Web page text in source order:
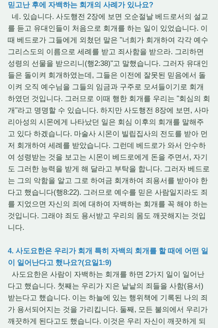
믿고난 후에 자백하는 회개의 사례가 있나요?
네. 있습니다. 사도행전 2장에 보면 오순절날 베드로서의 설교
를 듣고 유대인들이 처음으로 회개를 하는 일이 있었습니다. 이
때 베드로가 그들에게 외쳤던 말은 "너희가 회개하여 각각 예수
그리스도의 이름으로 세례를 받고 죄사함을 받으라. 그리하면
성령의 선물을 받으리니(행2:38)"고 말했습니다. 그러자 유대인
들은 돌이켜 회개하였는데, 그들은 이전에 잘못된 믿음에서 돌
이켜 오직 예수님을 그들의 임금과 구주로 모셔들이기로 회개
하였던 것입니다. 그러므로 이때 행한 회개를 우리는 "회심의 회
개"라고 명명할 수 있습니다. 하지만 사도행전 8장에 보면, 사마
리아성의 시몬에게 나타났던 일은 회심 이후의 회개를 말해주
고 있다 하겠습니다. 마술사 시몬이 빌립집사의 전도를 받아 먼
저 회개하여 세례를 받았습니다. 그런데 베드로가 와서 안수하
여 성령받는 것을 보고는 시몬이 베드로에게 돈을 주면서, 자기
도 그러한 능력을 받게 해 달라고 부탁을 합니다. 그러자 베드로
는 그의 악함을 알고 그로 하여금 회개하여 죄용서를 받아야 한
다고 했습니다(행8:22). 그러므로 예수를 믿은 사람일지라도 죄
를 지었으면 자신의 죄에 대하여 자백하는 회개를 꼭 해야 하는
것입니다. 그래야 죄도 용서받고 우리의 몸도 깨끗해지는 것입
니다.
4. 사도요한은 우리가 회개 특히 자백의 회개를 할 때에 어떤 일
이 일어난다고 했나요?(요일1:9)
사도요한은 사람이 자백하는 회개를 하면 2가지 일이 일어난
다고 했습니다. 첫째는 우리가 지은 낱낱의 죄들을 사함(용서)
받는다고 했습니다. 이는 하늘에 있는 행위책에 기록된 나의 죄
가 용서되어지는 것을 가리킵니다. 둘째, 모든 불의에서 우리가
깨끗하게 된다고도 했습니다. 이것은 우리 자신이 깨끗하게 되